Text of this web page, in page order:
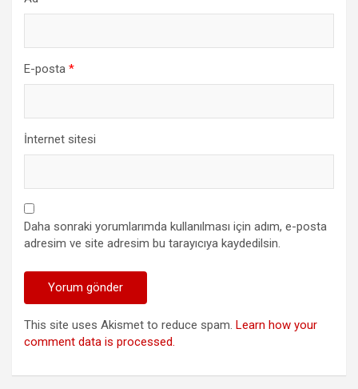
E-posta *
İnternet sitesi
Daha sonraki yorumlarımda kullanılması için adım, e-posta
adresim ve site adresim bu tarayıcıya kaydedilsin.
This site uses Akismet to reduce spam. Learn how your
comment data is processed.